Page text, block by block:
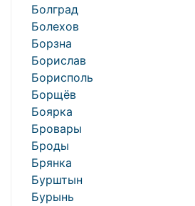
Болград
Болехов
Борзна
Борислав
Борисполь
Борщёв
Боярка
Бровары
Броды
Брянка
Бурштын
Бурынь